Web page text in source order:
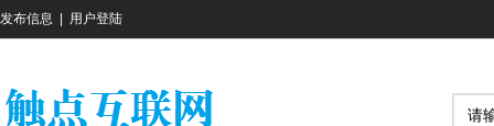
发布信息 用户登陆